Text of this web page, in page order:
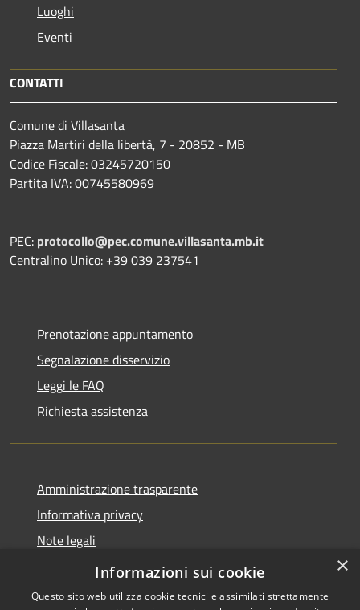
Luoghi
Eventi
CONTATTI
Comune di Villasanta
Piazza Martiri della libertà, 7 - 20852 - MB
Codice Fiscale: 03245720150
Partita IVA: 00745580969
PEC: protocollo@pec.comune.villasanta.mb.it
Centralino Unico: +39 039 237541
Prenotazione appuntamento
Segnalazione disservizio
Leggi le FAQ
Richiesta assistenza
Amministrazione trasparente
Informativa privacy
Note legali
Dichiarazione di accessibilità
×
Informazioni sui cookie
Questo sito web utilizza cookie tecnici e assimilati strettamente